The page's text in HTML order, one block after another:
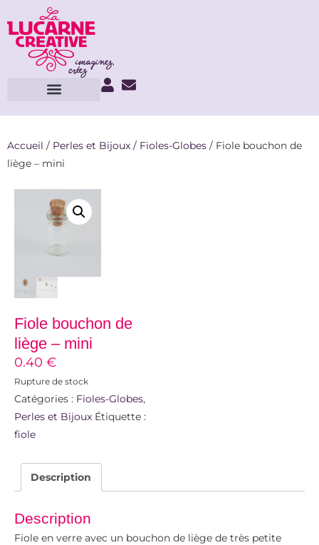
Accueil / Perles et Bijoux / Fioles-Globes / Fiole bouchon de
liège – mini
Fiole bouchon de
liège – mini
0.40 €
Rupture de stock
Catégories : Fioles-Globes,
Perles et Bijoux Étiquette :
fiole
Description
Description
Fiole en verre avec un bouchon de liège de très petite